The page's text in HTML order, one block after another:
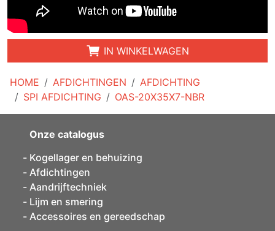
HOME AFDICHTINGEN
AFDICHTING
SPI AFDICHTING
OAS-20X35X7-NBR
IN WINKELWAGEN
Onze catalogus
Kogellager en behuizing
Afdichtingen
Aandrijftechniek
Lijm en smering
Accessoires en gereedschap